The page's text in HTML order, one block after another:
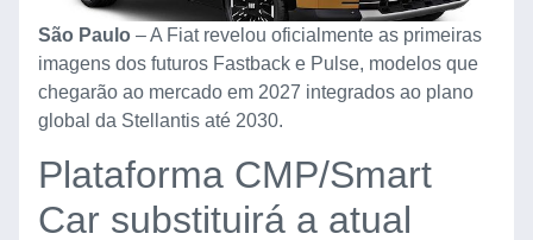
São Paulo – A Fiat revelou oficialmente as primeiras
imagens dos futuros Fastback e Pulse, modelos que
chegarão ao mercado em 2027 integrados ao plano
global da Stellantis até 2030.
Plataforma CMP/Smart
Car substituirá a atual